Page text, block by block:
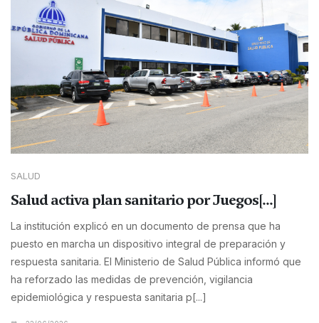
SALUD
Salud activa plan sanitario por Juegos[...]
La institución explicó en un documento de prensa que ha
puesto en marcha un dispositivo integral de preparación y
respuesta sanitaria. El Ministerio de Salud Pública informó que
ha reforzado las medidas de prevención, vigilancia
epidemiológica y respuesta sanitaria p[...]